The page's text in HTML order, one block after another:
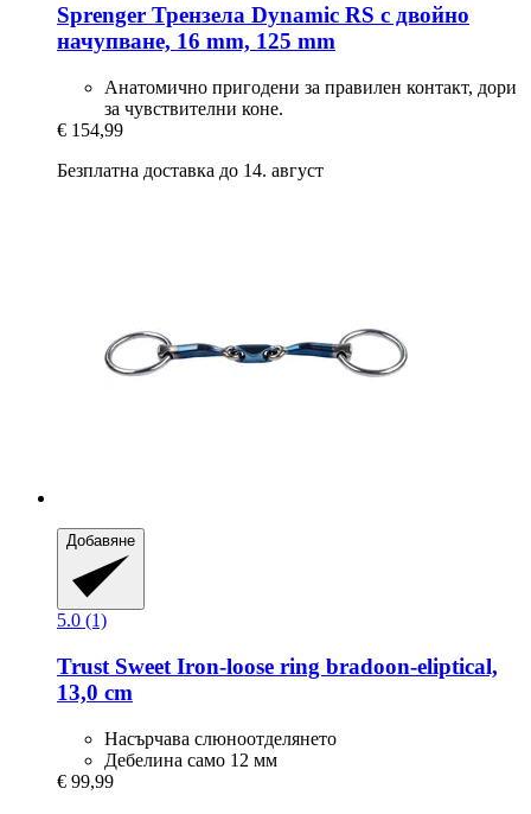
Sprenger Трензела Dynamic RS с двойно
начупване, 16 mm, 125 mm
Анатомично пригодени за правилен контакт, дори
за чувствителни коне.
€ 154,99
Безплатна доставка до 14. август
Добавяне
5.0 (1)
Trust Sweet Iron-​loose ring bradoon-​eliptical,
13,0 cm
Насърчава слюноотделянето
Дебелина само 12 мм
€ 99,99